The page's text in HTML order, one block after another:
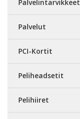
Palvelintarvikkeet
Palvelut
PCI-Kortit
Peliheadsetit
Pelihiiret